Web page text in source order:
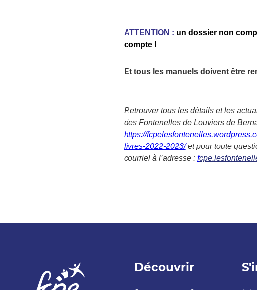
ATTENTION : un dossier non
compte !
Et tous les manuels doivent être
Retrouvertous les détails etles
des Fontenelles de Louviers de
https://
livres-2022-2023/ et pour toute
courriel à l’adresse : f
Découvrir